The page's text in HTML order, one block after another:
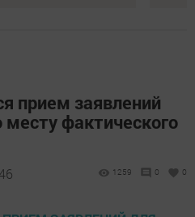
прием заявлений
месту фактического
1259 0 0